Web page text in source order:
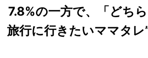
7.8%の一方で、「どち
旅行に行きたいママタ